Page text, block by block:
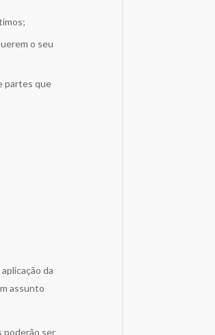
o seu
partes que
da
assunto
poderão ser